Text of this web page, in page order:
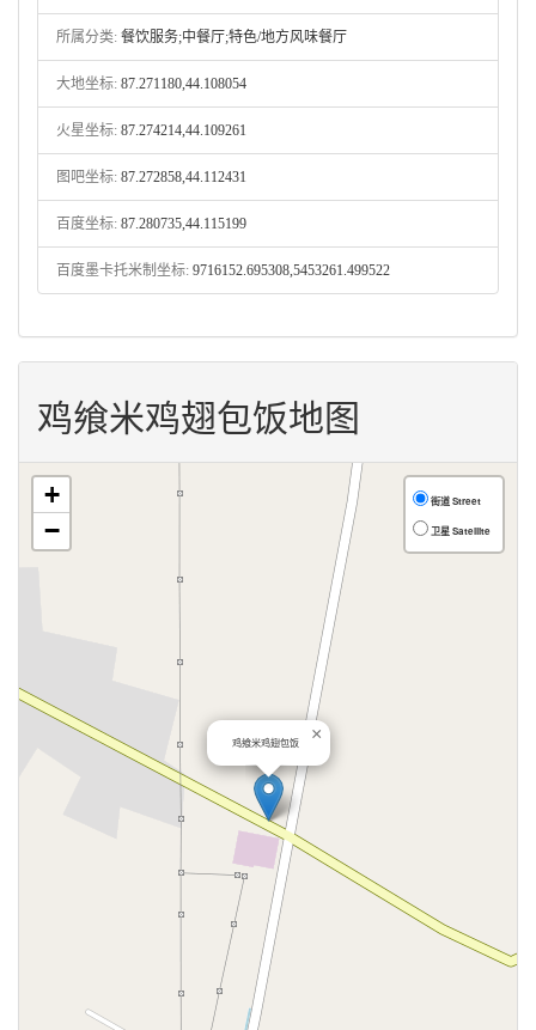
所属分类: 餐饮服务;中餐厅;特色/地方风味餐厅
大地坐标: 87.271180,44.108054
火星坐标: 87.274214,44.109261
图吧坐标: 87.272858,44.112431
百度坐标: 87.280735,44.115199
百度墨卡托米制坐标: 9716152.695308,5453261.499522
鸡飨米鸡翅包饭地图
鸡飨米鸡翅包饭 ×
+
−
街道 Street
卫星 Satellite